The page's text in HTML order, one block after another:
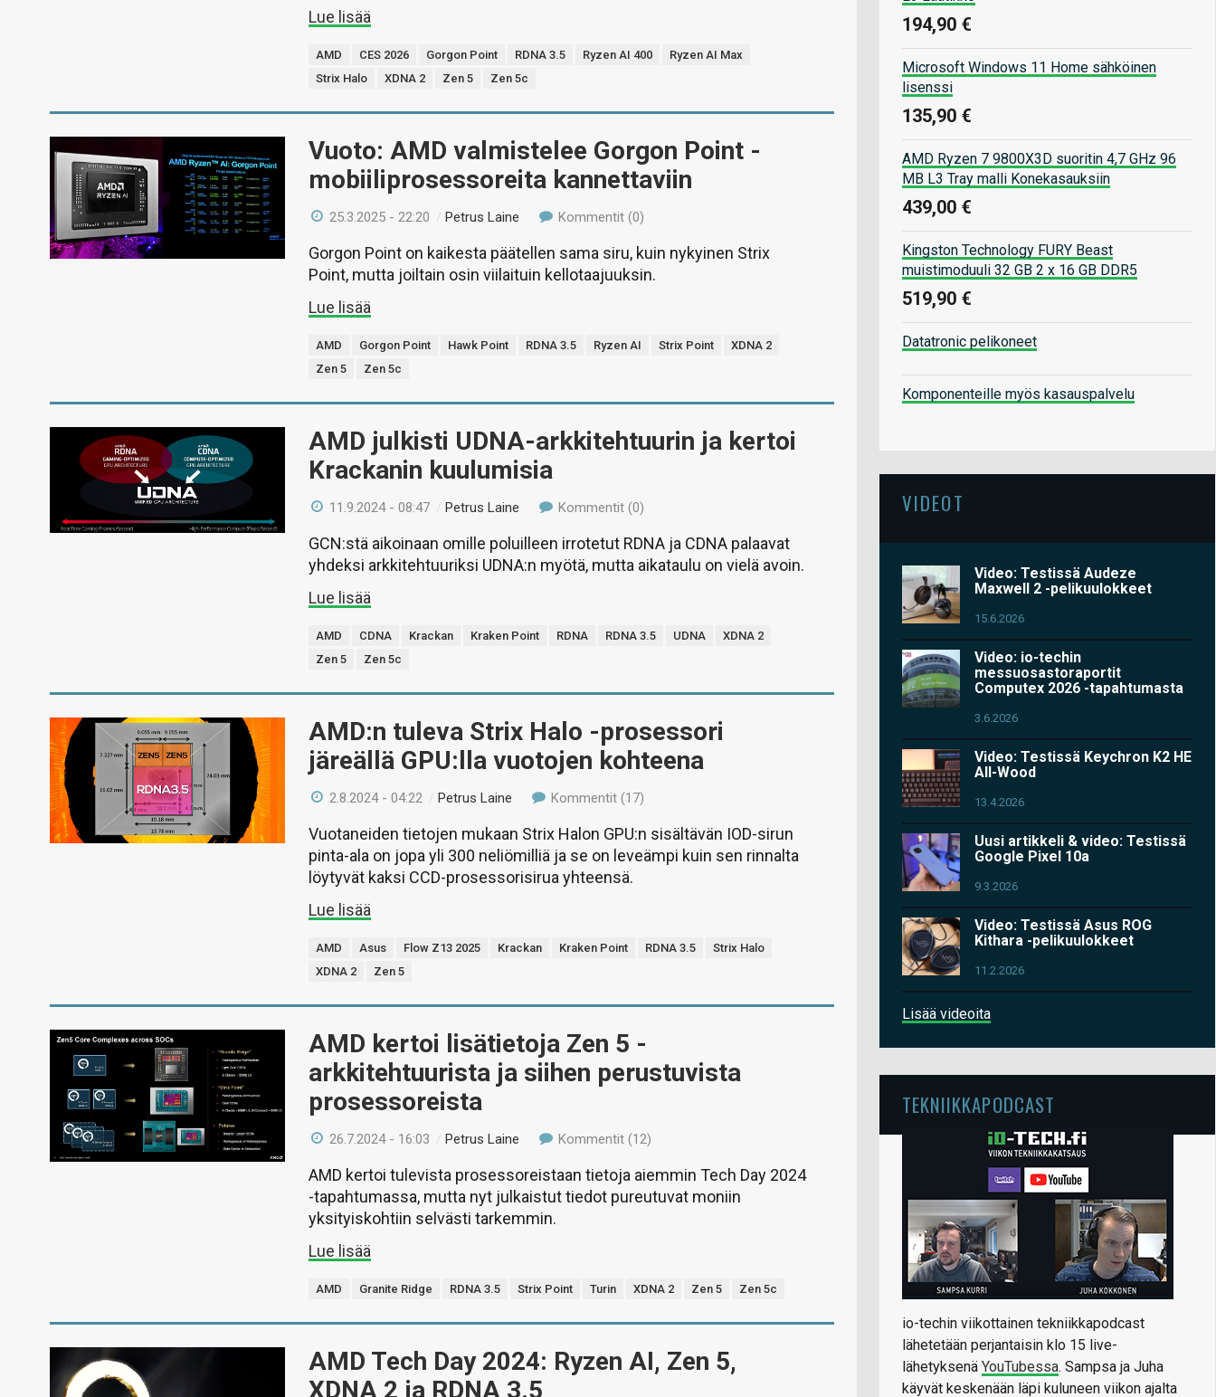
Lue lisää
AMD CES 2026 Gorgon Point RDNA 3.5 Ryzen AI 400
Ryzen AI Max
Strix Halo
XDNA 2 Zen 5 Zen 5c
Vuoto: AMD valmistelee Gorgon Point -
mobiiliprosessoreita kannettaviin
25.3.2025 - 22:20 /Petrus Laine Kommentit (0)
Gorgon Point on kaikesta päätellen sama siru, kuin nykyinen Strix
Point, mutta joiltain osin viilaituin kellotaajuuksin.
Lue lisää
AMD Gorgon Point Hawk Point RDNA 3.5 Ryzen AI Strix Point
XDNA 2
Zen 5
Zen 5c
AMD julkisti UDNA-arkkitehtuurin ja kertoi
Krackanin kuulumisia
11.9.2024 - 08:47 /Petrus Laine Kommentit (0)
GCN:stä aikoinaan omille poluilleen irrotetut RDNA ja CDNA palaavat
yhdeksi arkkitehtuuriksi UDNA:n myötä, mutta aikataulu on vielä avoin.
Lue lisää
AMD CDNA Krackan Kraken Point RDNA RDNA 3.5 UDNA
XDNA 2
Zen 5
Zen 5c
AMD:n tuleva Strix Halo -prosessori
järeällä GPU:lla vuotojen kohteena
2.8.2024 - 04:22 /Petrus Laine Kommentit (17)
Vuotaneiden tietojen mukaan Strix Halon GPU:n sisältävän IOD-sirun
pinta-ala on jopa yli 300 neliömilliä ja se on leveämpi kuin sen rinnalta
löytyvät kaksi CCD-prosessorisirua yhteensä.
Lue lisää
AMD Asus Flow Z13 2025 Krackan Kraken Point RDNA 3.5
Strix Halo
XDNA 2
Zen 5
AMD kertoi lisätietoja Zen 5 -
arkkitehtuurista ja siihen perustuvista
prosessoreista
26.7.2024 - 16:03 /Petrus Laine Kommentit (12)
AMD kertoi tulevista prosessoreistaan tietoja aiemmin Tech Day 2024
-tapahtumassa, mutta nyt julkaistut tiedot pureutuvat moniin
yksityiskohtiin selvästi tarkemmin.
Lue lisää
AMD Granite Ridge RDNA 3.5 Strix Point Turin XDNA 2 Zen 5 Zen 5c
AMD Tech Day 2024: Ryzen AI, Zen 5,
XDNA 2 ja RDNA 3.5
194,90 €
Microsoft Windows 11 Home sähköinen
lisenssi
135,90 €
AMD Ryzen 7 9800X3D suoritin 4,7 GHz 96
MB L3 Tray malli Konekasauksiin
439,00 €
Kingston Technology FURY Beast
muistimoduuli 32 GB 2 x 16 GB DDR5
519,90 €
Datatronic pelikoneet
Komponenteille myös kasauspalvelu
VIDEOT
Video: Testissä Audeze
Maxwell 2 -pelikuulokkeet
15.6.2026
Video: io-techin
messuosastoraportit
Computex 2026 -tapahtumasta
3.6.2026
Video: Testissä Keychron K2 HE
All-Wood
13.4.2026
Uusi artikkeli & video: Testissä
Google Pixel 10a
9.3.2026
Video: Testissä Asus ROG
Kithara -pelikuulokkeet
11.2.2026
Lisää videoita
TEKNIIKKAPODCAST
io-techin viikottainen tekniikkapodcast
lähetetään perjantaisin klo 15 live-
lähetyksenä YouTubessa. Sampsa ja Juha
käyvät keskenään läpi kuluneen viikon ajalta